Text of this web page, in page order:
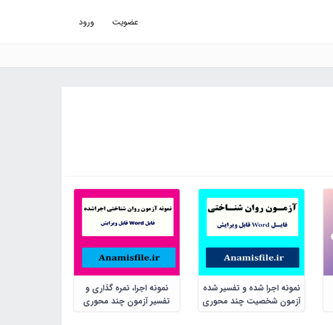
عضویت ورود
نمونه اجرا شده و تفسیر شده
آزمون شخصیت چند محوری
نمونه اجرا، نمره گذاری و
تفسیر آزمون چند محوری